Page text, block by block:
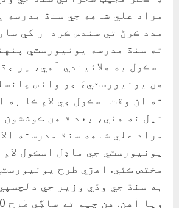
مراد علي شاهه جي سنڌ مدرسه
مدد ڪرڻ تي سندس ڪردار کي
ته سنڌ مدرسه يونيورسٽي
هن يونيورسٽيءَ جو وائس
ته ان وقت اسڪول جي لاءِ ڪا به
ٿيل نه هئي، بعد ۾ هن ڪوششون
مراد علي شاهه سنڌ مدرسته
يونيورسٽي جي ماڊل اسڪول
مختص ڪئي. اهڙي طرح
به سنڌ جي وڏي وزير جي